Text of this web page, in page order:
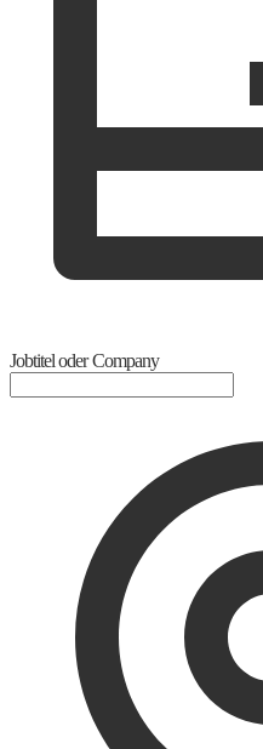
Jobtitel oder Company